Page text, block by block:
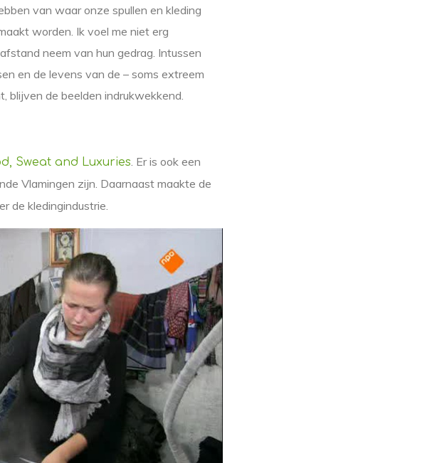
van waar onze spullen en kleding
worden. Ik voel me niet erg
neem van hun gedrag. Intussen
en de levens van de – soms extreem
blijven de beelden indrukwekkend.
Sweat and Luxuries. Er is ook een
Vlamingen zijn. Daarnaast maakte de
de kledingindustrie.